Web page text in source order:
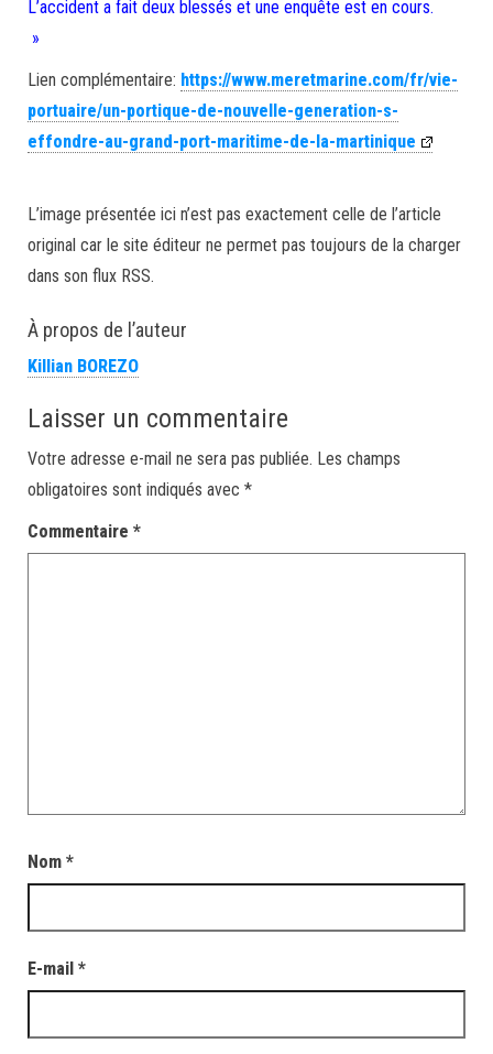
L’accident a fait deux blessés et une enquête est en cours.
»
Lien complémentaire: https://www.meretmarine.com/fr/vie-
portuaire/un-portique-de-nouvelle-generation-s-
effondre-au-grand-port-maritime-de-la-martinique
L’image présentée ici n’est pas exactement celle de l’article
original car le site éditeur ne permet pas toujours de la charger
dans son flux RSS.
À propos de l’auteur
Killian BOREZO
Laisser un commentaire
Votre adresse e-mail ne sera pas publiée. Les champs
obligatoires sont indiqués avec *
Commentaire *
Nom *
E-mail *